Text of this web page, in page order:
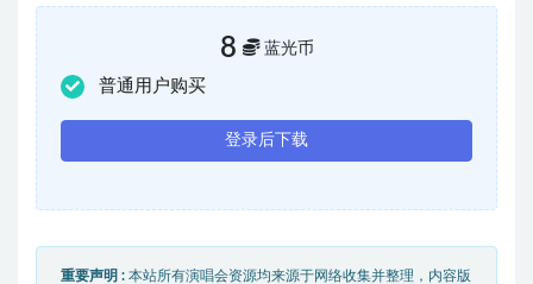
8 蓝光币
普通用户购买
登录后下载
重要声明 : 本站所有演唱会资源均来源于网络收集并整理，内容版